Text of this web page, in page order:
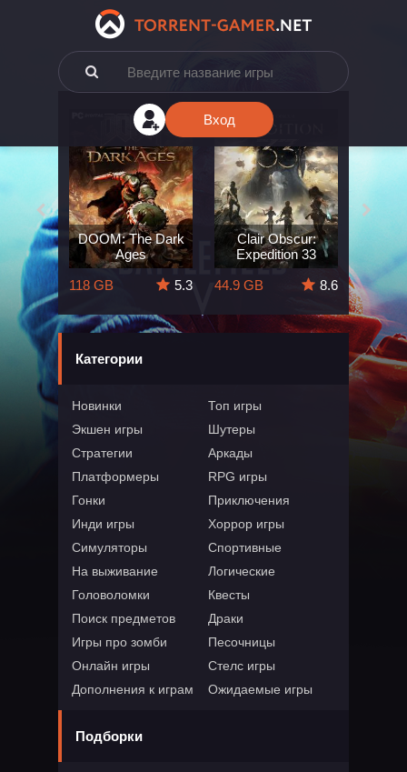
Вход
The
5.7
DOOM: The Dark
Ages
118 GB
5.3
Clair Obscur:
Expedition 33
44.9 GB
8.6
164 GB
Категории
Новинки
Топ игры
Экшен игры
Шутеры
Стратегии
Аркады
Платформеры
RPG игры
Гонки
Приключения
Инди игры
Хоррор игры
Симуляторы
Спортивные
На выживание
Логические
Головоломки
Квесты
Поиск предметов
Драки
Игры про зомби
Песочницы
Онлайн игры
Стелс игры
Дополнения к играм
Ожидаемые игры
Подборки